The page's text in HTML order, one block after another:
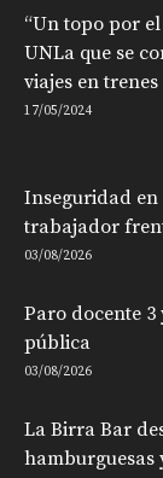
“Un topo por
UNLa que se
viajes en trenes
17/05/2024
Inseguridad
trabajador
03/08/2026
Paro docente 3
pública
03/08/2026
La Birra Bar
hamburguesas